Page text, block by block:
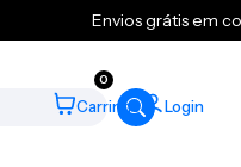
Envios grátis em
0
Carrinho Login